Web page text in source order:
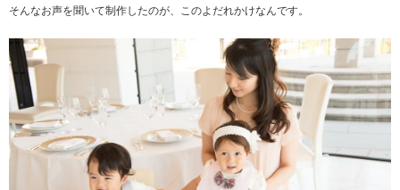
そんなお声を聞いて制作したのが、このよだれかけなんです。